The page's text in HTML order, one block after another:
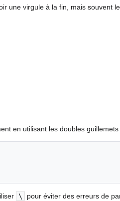
une virgule à la fin, mais souvent
en utilisant les doubles
\ pour éviter des erreurs de